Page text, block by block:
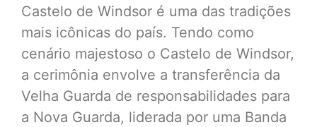
Castelo de Windsor é uma das tradições
mais icônicas do país. Tendo como
cenário majestoso o Castelo de Windsor,
a cerimônia envolve a transferência da
Velha Guarda de responsabilidades para
a Nova Guarda, liderada por uma Banda